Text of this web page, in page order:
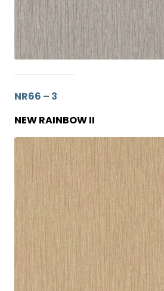
NR66 – 3
NEW RAINBOW II